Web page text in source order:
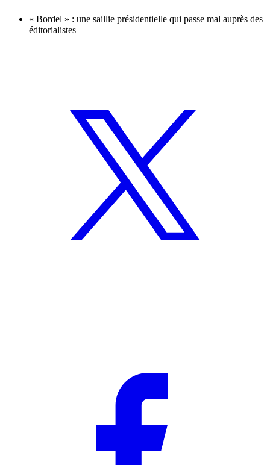
« Bordel » : une saillie présidentielle qui passe mal auprès des
éditorialistes